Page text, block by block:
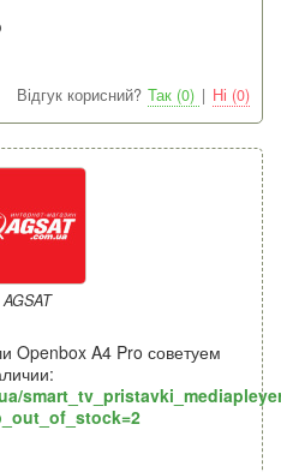
Відгук корисний? Так (0) | Ні (0)
AGSAT
Openbox A4 Pro советуем